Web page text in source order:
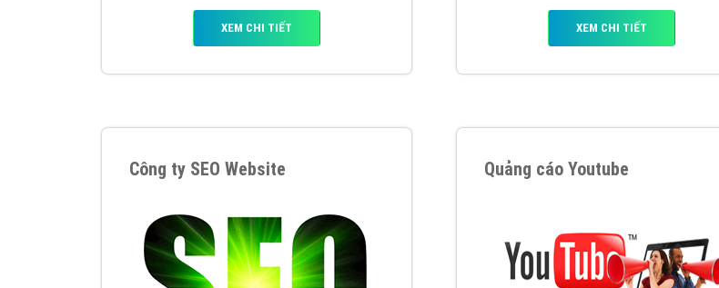
XEM CHI TIẾT XEM CHI TIẾT
Công ty SEO Website Quảng cáo Youtube